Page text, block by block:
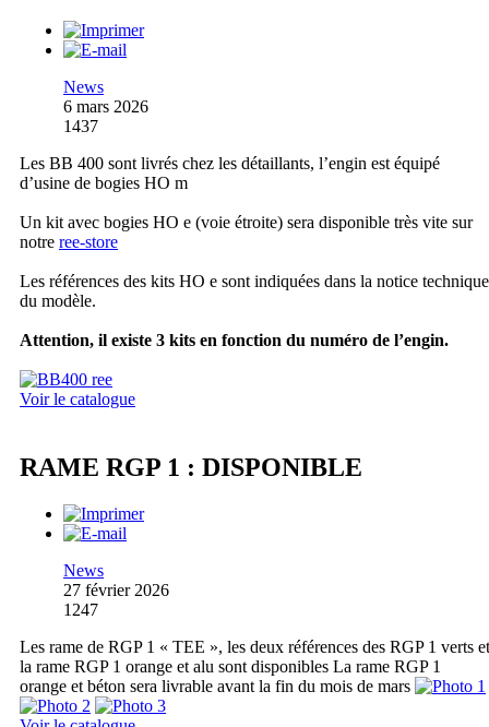
News
6 mars 2026
1437
Les BB 400 sont livrés chez les détaillants, l’engin est équipé
d’usine de bogies HO m
Un kit avec bogies HO e (voie étroite) sera disponible très vite sur
notre ree-store
Les références des kits HO e sont indiquées dans la notice technique
du modèle.
Attention, il existe 3 kits en fonction du numéro de l’engin.
Voir le catalogue
RAME RGP 1 : DISPONIBLE
News
27 février 2026
1247
Les rame de RGP 1 « TEE », les deux références des RGP 1 verts et
la rame RGP 1 orange et alu sont disponibles La rame RGP 1
orange et béton sera livrable avant la fin du mois de mars